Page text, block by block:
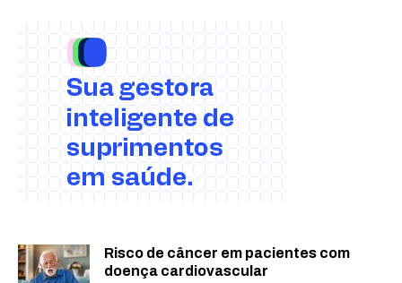
Risco de câncer em pacientes com
doença cardiovascular